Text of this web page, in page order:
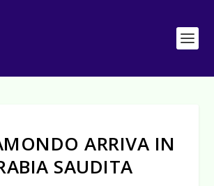
ARRIVA IN
SAUDITA